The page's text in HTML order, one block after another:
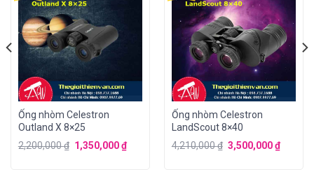
Ống nhòm Celestron
Outland X 8×25
2,200,000₫ 1,350,000₫
Ống nhòm Celestron
LandScout 8×40
4,210,000₫ 3,500,000₫